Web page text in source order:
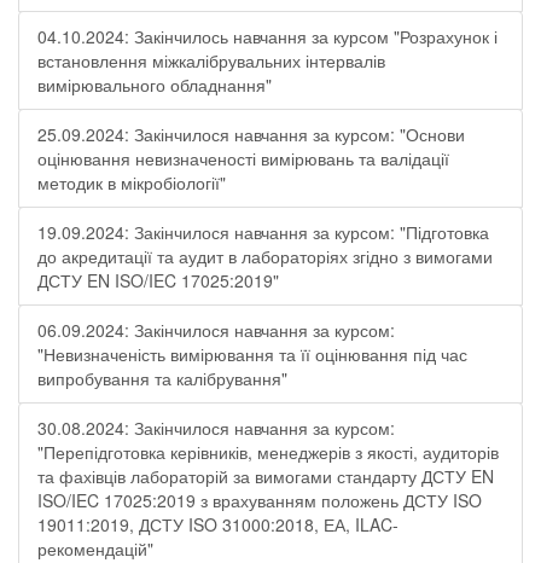
04.10.2024: Закінчилось навчання за курсом "Розрахунок і
встановлення міжкалібрувальних інтервалів
вимірювального обладнання"
25.09.2024: Закінчилося навчання за курсом: "Основи
оцінювання невизначеності вимірювань та валідації
методик в мікробіології"
19.09.2024: Закінчилося навчання за курсом: "Підготовка
до акредитації та аудит в лабораторіях згідно з вимогами
ДСТУ EN ISO/IEC 17025:2019"
06.09.2024: Закінчилося навчання за курсом:
"Невизначеність вимірювання та її оцінювання під час
випробування та калібрування"
30.08.2024: Закінчилося навчання за курсом:
"Перепідготовка керівників, менеджерів з якості, аудиторів
та фахівців лабораторій за вимогами стандарту ДСТУ EN
ISO/IEC 17025:2019 з врахуванням положень ДСТУ ISO
19011:2019, ДСТУ ISO 31000:2018, ЕА, ILAC-
рекомендацій"